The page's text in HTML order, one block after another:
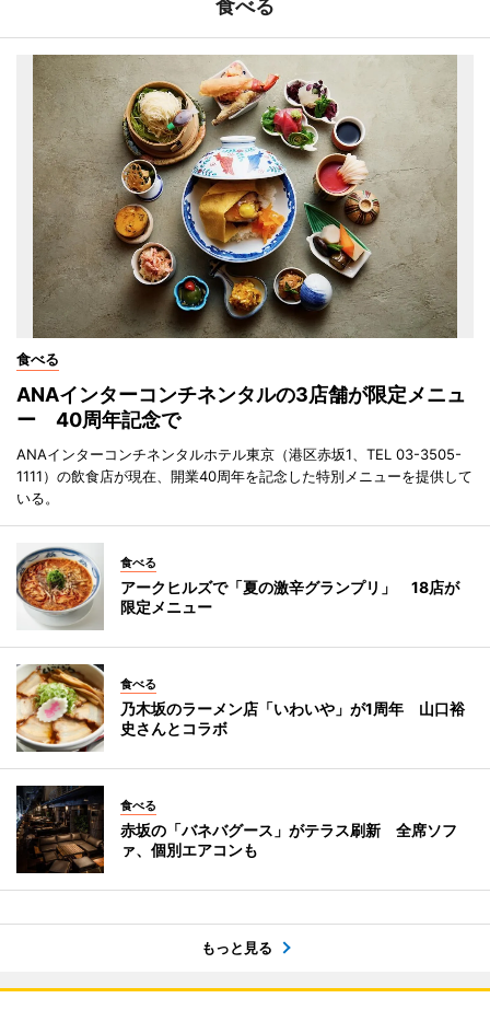
食べる
食べる
ANAインターコンチネンタルの3店舗が限定メニュ
ー 40周年記念で
ANAインターコンチネンタルホテル東京（港区赤坂1、TEL 03-3505-
1111）の飲食店が現在、開業40周年を記念した特別メニューを提供して
いる。
食べる
アークヒルズで「夏の激辛グランプリ」 18店が
限定メニュー
食べる
乃木坂のラーメン店「いわいや」が1周年 山口裕
史さんとコラボ
食べる
赤坂の「バネバグース」がテラス刷新 全席ソフ
ァ、個別エアコンも
もっと見る